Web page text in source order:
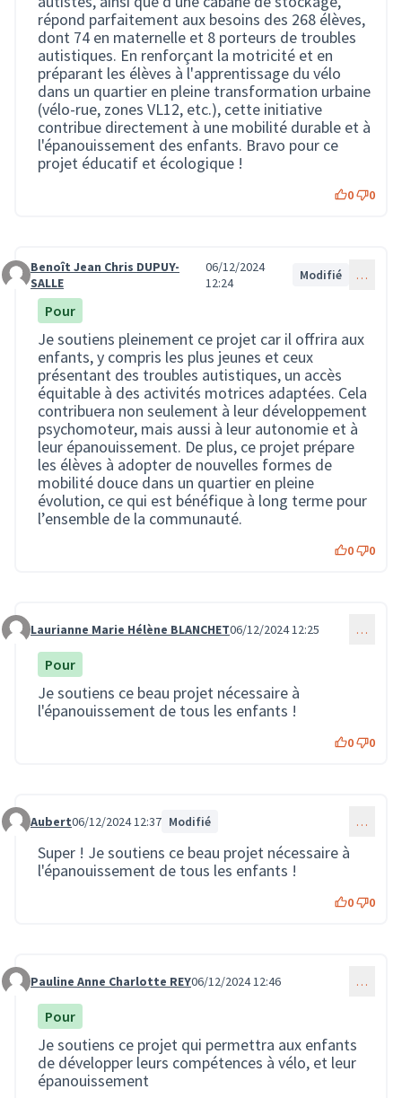
répond parfaitement aux besoins des 268 élèves,
dont 74 en maternelle et 8 porteurs de troubles
autistiques. En renforçant la motricité et en
préparant les élèves à l'apprentissage du vélo
dans un quartier en pleine transformation urbaine
(vélo-rue, zones VL12, etc.), cette initiative
contribue directement à une mobilité durable et à
l'épanouissement des enfants. Bravo pour ce
projet éducatif et écologique !
0 0
Commentaire 3095
Benoît Jean Chris DUPUY-
SALLE
06/12/2024
12:24
Modifié …
Pour
Je soutiens pleinement ce projet car il offrira aux
enfants, y compris les plus jeunes et ceux
présentant des troubles autistiques, un accès
équitable à des activités motrices adaptées. Cela
contribuera non seulement à leur développement
psychomoteur, mais aussi à leur autonomie et à
leur épanouissement. De plus, ce projet prépare
les élèves à adopter de nouvelles formes de
mobilité douce dans un quartier en pleine
évolution, ce qui est bénéfique à long terme pour
l’ensemble de la communauté.
0 0
Commentaire 3096
Laurianne Marie Hélène BLANCHET06/12/2024 12:25 …
Pour
Je soutiens ce beau projet nécessaire à
l'épanouissement de tous les enfants !
0 0
Commentaire 3098
Aubert06/12/2024 12:37 Modifié …
Super ! Je soutiens ce beau projet nécessaire à
l'épanouissement de tous les enfants !
0 0
Commentaire 3099
Pauline Anne Charlotte REY06/12/2024 12:46 …
Pour
Je soutiens ce projet qui permettra aux enfants
de développer leurs compétences à vélo, et leur
épanouissement